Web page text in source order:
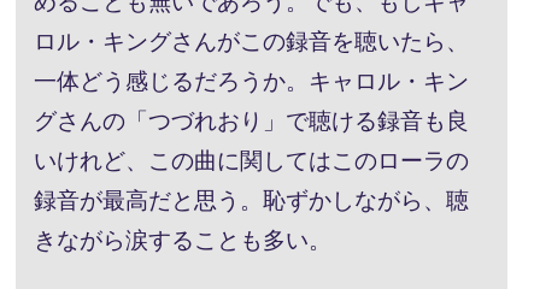
ロル・キングさんがこの録音を聴いたら、
一体どう感じるだろうか。キャロル・キン
グさんの「つづれおり」で聴ける録音も良
いけれど、この曲に関してはこのローラの
録音が最高だと思う。恥ずかしながら、聴
きながら涙することも多い。